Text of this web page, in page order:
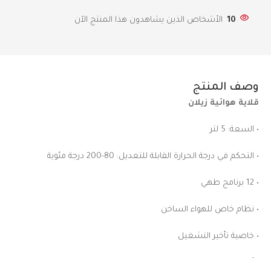
10 الأشخاص الذين يشاهدون هذا المنتج الآن
وصف المنتج
قلاية هوائية زيلان
• السعة: 5 لتر
• التحكم في درجة الحرارة القابلة للتعديل: 80-200 درجة مئوية
• 12 برنامج طهي
• نظام خاص للهواء الساخن
• خاصية تأخير التشغيل